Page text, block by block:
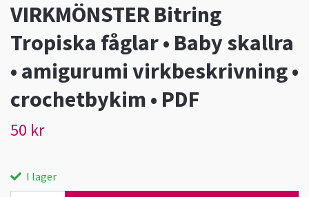
VIRKMÖNSTER Bitring
Tropiska fåglar • Baby skallra
• amigurumi virkbeskrivning •
crochetbykim • PDF
50 kr
I lager